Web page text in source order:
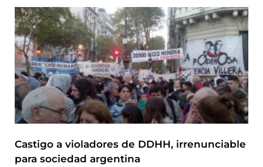
Castigo a violadores de DDHH, irrenunciable
para sociedad argentina